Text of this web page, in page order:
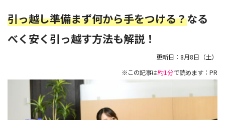
引っ越し準備まず何から手をつける？なる
べく安く引っ越す方法も解説！
更新日： 8月8日（土）
※この記事は約1分で読めます：PR